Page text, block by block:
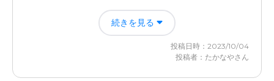
が、満足しています。行きやすいです。
少し高額ですが、サービスが行き届いていますので、満足
近場でなにかあっても行きやすいので困らない。祖父も気
に入ってる様子なのでかなり検討している
職員・スタッフ・他入居者の雰囲気について
続きを見る
投稿日時：2023/10/04
投稿者：たかなやさん